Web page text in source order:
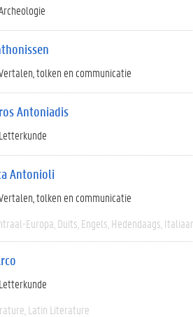
tolken en communicatie
Antoniadis
Antonioli
tolken en communicatie
Europa Duits Engels Hedendaags
Latin Literature